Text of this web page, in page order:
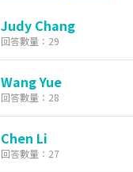
Judy Chang
回答數量：29
Wang Yue
回答數量：28
Chen Li
回答數量：27